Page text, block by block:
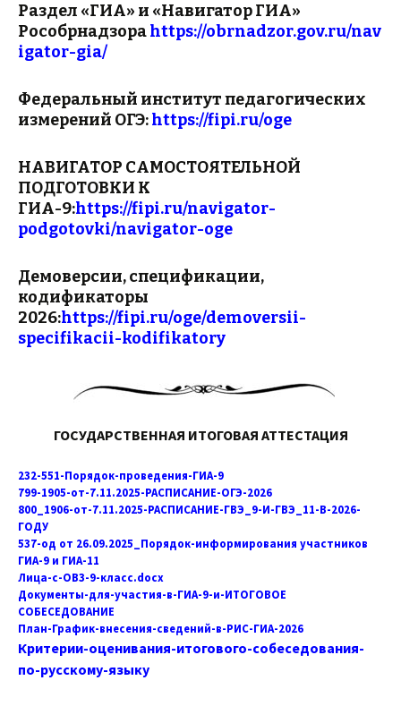
Раздел «ГИА» и «Навигатор ГИА»
Рособрнадзораhttps://obrnadzor.gov.ru/nav
igator-gia/
Федеральный институт педагогических
измерений ОГЭ:https://fipi.ru/oge
НАВИГАТОР САМОСТОЯТЕЛЬНОЙ
ПОДГОТОВКИ К
ГИА-9:https://fipi.ru/navigator-
podgotovki/navigator-oge
Демоверсии, спецификации,
кодификаторы
2026:https://fipi.ru/oge/demoversii-
specifikacii-kodifikatory
ГОСУДАРСТВЕННАЯ ИТОГОВАЯ АТТЕСТАЦИЯ
232-551-Порядок-проведения-ГИА-9
799-1905-от-7.11.2025-РАСПИСАНИЕ-ОГЭ-2026
800_1906-от-7.11.2025-РАСПИСАНИЕ-ГВЭ_9-И-ГВЭ_11-В-2026-
ГОДУ
537-од от 26.09.2025_Порядок-информирования участников
ГИА-9 и ГИА-11
Лица-с-ОВЗ-9-класс.docx
Документы-для-участия-в-ГИА-9-и-ИТОГОВОЕ
СОБЕСЕДОВАНИЕ
План-График-внесения-сведений-в-РИС-ГИА-2026
Критерии-оценивания-итогового-собеседования-
по-русскому-языку